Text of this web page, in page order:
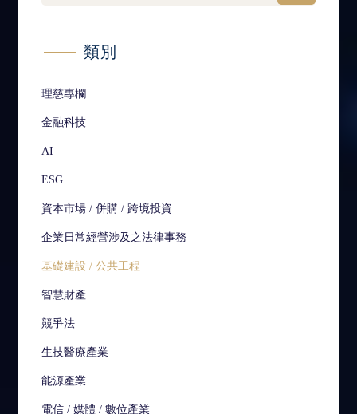
類別
理慈專欄
金融科技
AI
ESG
資本市場 / 併購 / 跨境投資
企業日常經營涉及之法律事務
基礎建設 / 公共工程
智慧財產
競爭法
生技醫療產業
能源產業
電信 / 媒體 / 數位產業